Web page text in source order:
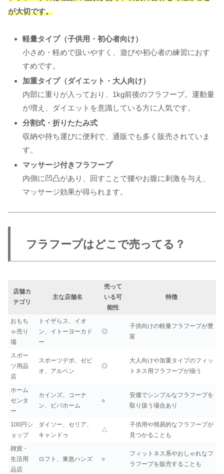
が大切です。
軽量タイプ（子供用・初心者向け）
小さめ・軽めで扱いやすく、遊びや初心者の練習におす
すめです。
加重タイプ（ダイエット・大人向け）
内部に重りが入っており、1kg前後のフラフープ。運動量
が増え、ダイエットを意識している方に人気です。
分割式・折りたたみ式
収納や持ち運びに便利で、通販でも多く販売されていま
す。
マッサージ付きフラフープ
内側に凹凸があり、回すことで腰やお腹に刺激を与え、
マッサージ効果が得られます。
フラフープはどこで売ってる？
店舗カ
テゴリ
主な店舗名
売って
いる可
能性
特徴
おもち
ゃ売り
場
トイザらス、イオ
ン、イトーヨーカド
ー
◎
子供向けの軽量フラフープが豊
富
スポー
ツ用品
店
スポーツデポ、ゼビ
オ、アルペン
◎
大人向けや加重タイプのフィッ
トネス用フラフープが揃う
ホーム
センタ
ー
カインズ、コーナ
ン、ビバホーム
○
安価でシンプルなフラフープを
取り扱う場合あり
100円シ
ョップ
ダイソー、セリア、
キャンドゥ
△
子供用や簡易的なフラフープが
見つかることも
雑貨・
生活用
品店
ロフト、東急ハンズ ○
フィットネス系やおしゃれなフ
ラフープを販売することも